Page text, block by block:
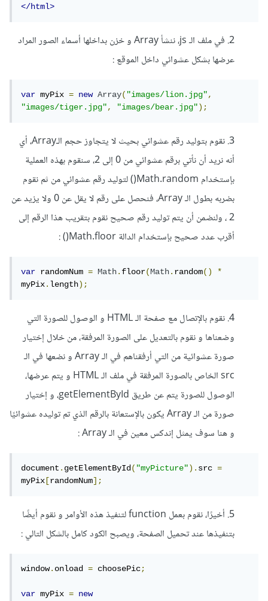
</html>
2. في ملف الـ js، ننشأ Array و خزن بداخلها أسماء الصور المراد
عرضها بشكل عشوائي داخل الموقع :
var myPix = new Array("images/lion.jpg",
"images/tiger.jpg", "images/bear.jpg");
3. نقوم بتوليد رقم عشوائي بحيث لا يتجاوز حجم الـArray، أي
أنه نريد أن نأتي برقم عشوائي من 0 إلى 2، سنقوم بهذه العملية
بإستخدام Math.random() لتوليد رقم عشوائي من ثم نقوم
بضربه بطول الـ Array، فنحصل على رقم لا يقل عن 0 ولا يزيد عن
2 ، ولنضمن أن يتم توليد رقم صحيح نقوم بتقريب هذا الرقم إلى
أقرب عدد صحيح بإستخدام الدالة Math.floor() :
var randomNum = Math.floor(Math.random()
*
myPix.length);
4. نقوم بالإتصال مع صفحة الـ HTML و الوصول للصورة التي
وضعناها و نقوم بالتعديل على الصورة المرفقة، من خلال إختيار
صورة عشوائية من التي أرفقناهم في الـ Array و نضعها في الـ
src الخاص بالصورة المرفقة في ملف الـ HTML و يتم عرضها،
الوصول للصورة يتم عن طريق getElementById، و إختيار
صورة من الـ Array يكون بالإستعانة بالرقم الذي تم توليده عشوائيًا
و هنا سوف يمثل إندكس معين في الـ Array :
document.getElementById("myPicture").src =
myPix [randomNum];
5. أخيرًا، نقوم بعمل function لتنفيذ هذه الأوامر و نقوم أيضًا
بتنفيذها عند تحميل الصفحة، ويصبح الكود كامل بالشكل التالي :
window.onload = choosePic;
var myPix =
new